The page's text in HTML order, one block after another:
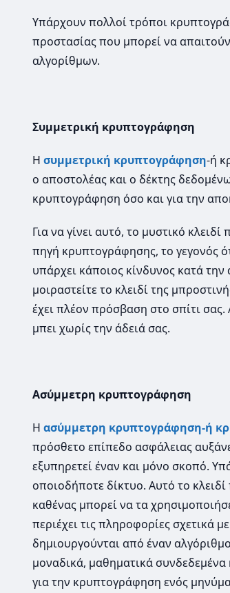
Υπάρχουν πολλοί τρόποι
προστασίας που μπορεί να
αλγορίθμων.
Συμμετρική κρυπτογράφηση
Η συμμετρική κρυπτογράφηση-ή
ο αποστολέας και ο δέκτης
κρυπτογράφηση όσο και για την
Για να γίνει αυτό, το μυστικό
πηγή κρυπτογράφησης, το γεγονός
υπάρχει κάποιος κίνδυνος κατά
μοιραστείτε το κλειδί της
έχει πλέον πρόσβαση στο σπίτι
μπει χωρίς την άδειά σας.
Ασύμμετρη κρυπτογράφηση
Η ασύμμετρη κρυπτογράφηση-ή
πρόσθετο επίπεδο ασφάλειας
εξυπηρετεί έναν και μόνο σκοπό.
οποιοδήποτε δίκτυο. Αυτό το
καθένας μπορεί να τα
περιέχει τις πληροφορίες σχετικά
δημιουργούνται από έναν
μοναδικά, μαθηματικά συνδεδεμένα
για την κρυπτογράφηση ενός